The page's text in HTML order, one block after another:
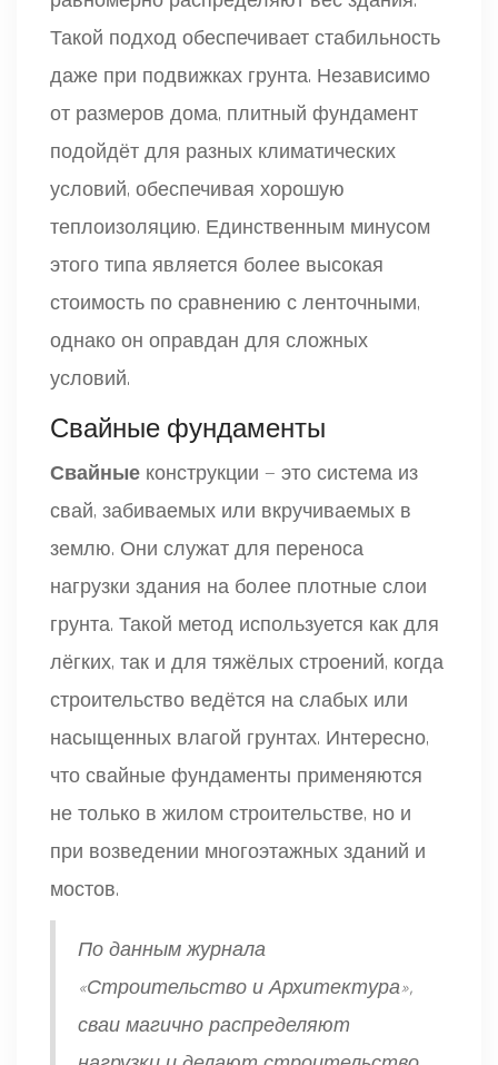
Такой подход обеспечивает стабильность
даже при подвижках грунта. Независимо
от размеров дома, плитный фундамент
подойдёт для разных климатических
условий, обеспечивая хорошую
теплоизоляцию. Единственным минусом
этого типа является более высокая
стоимость по сравнению с ленточными,
однако он оправдан для сложных
условий.
Свайные фундаменты
Свайные конструкции — это система из
свай, забиваемых или вкручиваемых в
землю. Они служат для переноса
нагрузки здания на более плотные слои
грунта. Такой метод используется как для
лёгких, так и для тяжёлых строений, когда
строительство ведётся на слабых или
насыщенных влагой грунтах. Интересно,
что свайные фундаменты применяются
не только в жилом строительстве, но и
при возведении многоэтажных зданий и
мостов.
По данным журнала
«Строительство и Архитектура»,
сваи магично распределяют